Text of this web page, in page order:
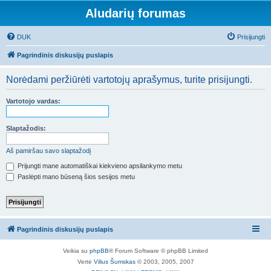
Aludarių forumas
DUK Prisijungti
Pagrindinis diskusijų puslapis
Norėdami peržiūrėti vartotojų aprašymus, turite prisijungti.
Vartotojo vardas:
Slaptažodis:
Aš pamiršau savo slaptažodį
Prijungti mane automatiškai kiekvieno apsilankymo metu
Paslėpti mano būseną šios sesijos metu
Pagrindinis diskusijų puslapis
Veikia su phpBB® Forum Software © phpBB Limited
Vertė Vilius Šumskas© 2003, 2005, 2007